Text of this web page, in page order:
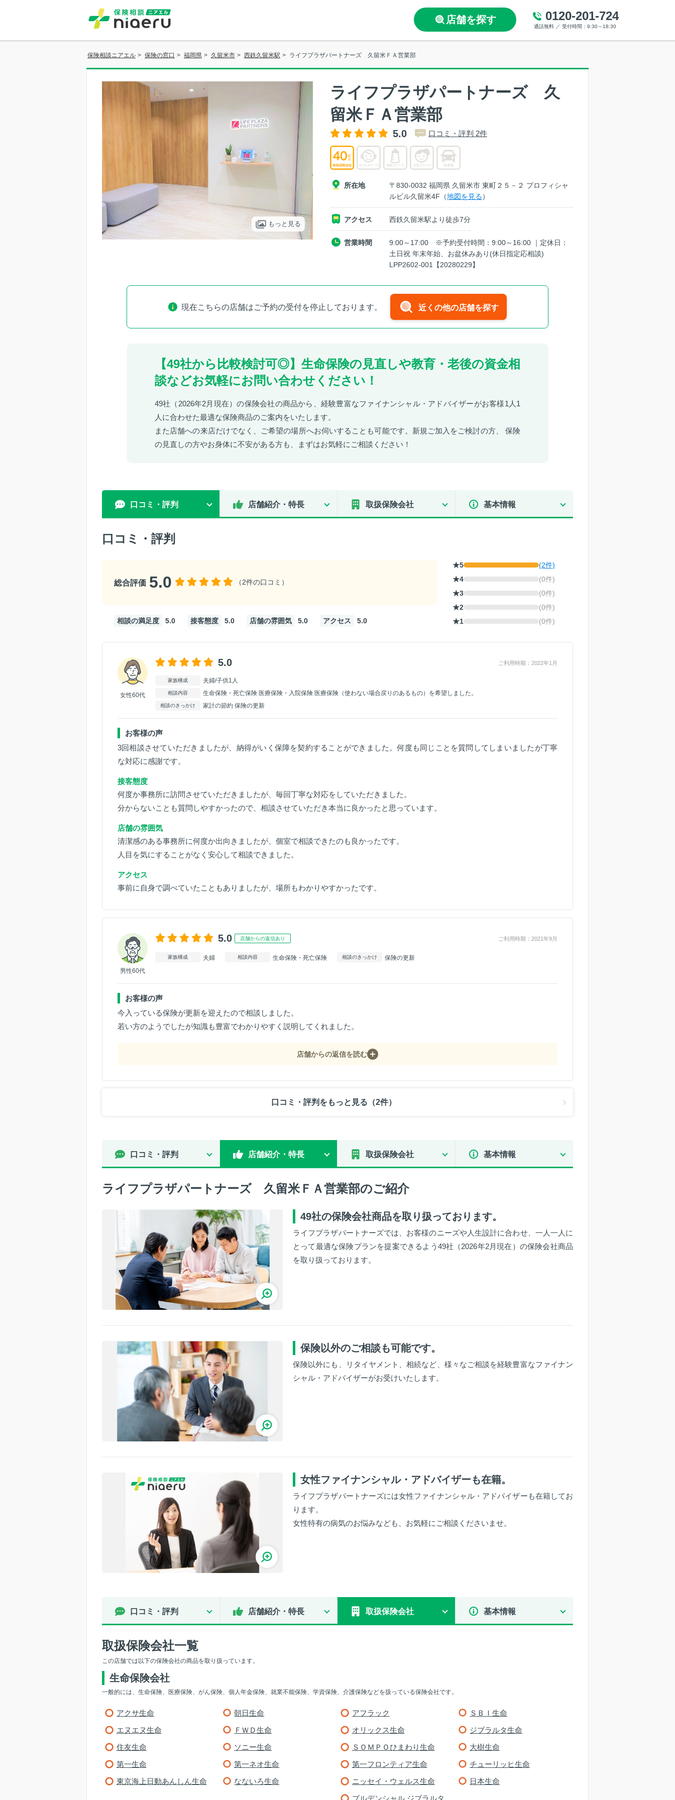
店舗を探す 0120-201-724
通話無料 ／ 受付時間：9:30～18:30
保険相談ニアエル > 保険の窓口 > 福岡県 > 久留米市 > 西鉄久留米駅 > ライフプラザパートナーズ 久留米ＦＡ営業部
もっと見る
ライフプラザパートナーズ 久
留米ＦＡ営業部
5.0 口コミ・評判 2件
所在地
〒830-0032 福岡県 久留米市 東町２５－２ プロフィシャ
ルビル久留米4F（地図を見る）
アクセス 西鉄久留米駅より徒歩7分
営業時間
9:00～17:00 ※予約受付時間：9:00～16:00 ｜定休日：
土日祝 年末年始、お盆休みあり(休日指定応相談)
LPP2602-001【20280229】
現在こちらの店舗はご予約の受付を停止しております。 近くの他の店舗を探す
【49社から比較検討可◎】生命保険の見直しや教育・老後の資金相
談などお気軽にお問い合わせください！
49社（2026年2月現在）の保険会社の商品から、経験豊富なファイナンシャル・アドバイザーがお客様1人1
人に合わせた最適な保険商品のご案内をいたします。
また店舗への来店だけでなく、ご希望の場所へお伺いすることも可能です。新規ご加入をご検討の方、 保険
の見直しの方やお身体に不安がある方も、まずはお気軽にご相談ください！
口コミ・評判 店舗紹介・特長 取扱保険会社 基本情報
口コミ・評判
総合評価 5.0 （2件の口コミ）
相談の満足度 5.0 接客態度 5.0 店舗の雰囲気 5.0 アクセス 5.0
★5
(2件)
★4
(0件)
★3
(0件)
★2
(0件)
★1
(0件)
女性60代
5.0 ご利用時期：2022年1月
家族構成 夫婦/子供1人
相談内容 生命保険・死亡保険 医療保険・入院保険 医療保険（使わない場合戻りのあるもの）を希望しました。
相談のきっかけ 家計の節約 保険の更新
お客様の声
3回相談させていただきましたが、納得がいく保障を契約することができました。何度も同じことを質問してしまいましたが丁寧
な対応に感謝です。
接客態度
何度か事務所に訪問させていただきましたが、毎回丁寧な対応をしていただきました。
分からないことも質問しやすかったので、相談させていただき本当に良かったと思っています。
店舗の雰囲気
清潔感のある事務所に何度か出向きましたが、個室で相談できたのも良かったです。
人目を気にすることがなく安心して相談できました。
アクセス
事前に自身で調べていたこともありましたが、場所もわかりやすかったです。
男性60代
5.0 店舗からの返信あり ご利用時期：2021年9月
家族構成 夫婦 相談内容 生命保険・死亡保険 相談のきっかけ 保険の更新
お客様の声
今入っている保険が更新を迎えたので相談しました。
若い方のようでしたが知識も豊富でわかりやすく説明してくれました。
店舗からの返信を読む
口コミ・評判をもっと見る（2件）
口コミ・評判 店舗紹介・特長 取扱保険会社 基本情報
ライフプラザパートナーズ 久留米ＦＡ営業部のご紹介
49社の保険会社商品を取り扱っております。
ライフプラザパートナーズでは、お客様のニーズや人生設計に合わせ、一人一人に
とって最適な保険プランを提案できるよう49社（2026年2月現在）の保険会社商品
を取り扱っております。
保険以外のご相談も可能です。
保険以外にも、リタイヤメント、相続など、様々なご相談を経験豊富なファイナン
シャル・アドバイザーがお受けいたします。
女性ファイナンシャル・アドバイザーも在籍。
ライフプラザパートナーズには女性ファイナンシャル・アドバイザーも在籍してお
ります。
女性特有の病気のお悩みなども、お気軽にご相談くださいませ。
口コミ・評判 店舗紹介・特長 取扱保険会社 基本情報
取扱保険会社一覧
この店舗では以下の保険会社の商品を取り扱っています。
生命保険会社
一般的には、生命保険、医療保険、がん保険、個人年金保険、就業不能保険、学資保険、介護保険などを扱っている保険会社です。
アクサ生命 朝日生命 アフラック
ＳＢＩ生命
エヌエヌ生命
ＦＷＤ生命 オリックス生命
ジブラルタ生命
住友生命
ソニー生命 ＳＯＭＰＯひまわり生命
大樹生命
第一生命
第一ネオ生命 第一フロンティア生命
チューリッヒ生命
東京海上日動あんしん生命
なないろ生命 ニッセイ・ウェルス生命
日本生命